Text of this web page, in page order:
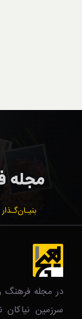
در مجله فرهنگ
سرزمین نیاکان